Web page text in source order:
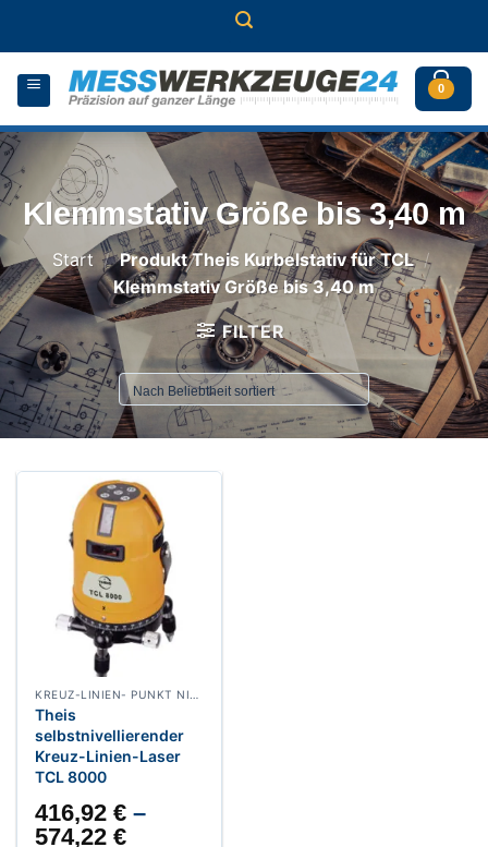
0
Klemmstativ Größe bis 3,40 m
Start / Produkt Theis Kurbelstativ für TCL /
Klemmstativ Größe bis 3,40 m
FILTER
KREUZ-LINIEN- PUNKT NIVELLIERLASER
Theis
selbstnivellierender
Kreuz-Linien-Laser
TCL 8000
416,92€ –
574,22€